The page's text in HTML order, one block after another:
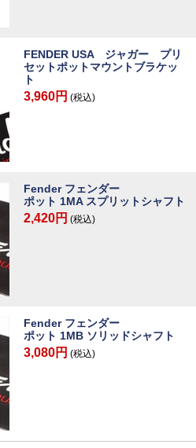
FENDER USA ジャガー プリ
セットポットマウントブラケッ
ト
3,960円 (税込)
Fender フェンダー
ポット 1MA スプリットシャフト
2,420円 (税込)
Fender フェンダー
ポット 1MB ソリッドシャフト
3,080円 (税込)